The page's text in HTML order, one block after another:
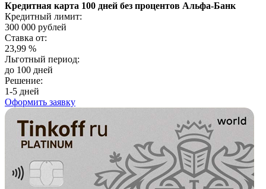
Кредитная карта 100 дней без процентов Альфа-Банк
Кредитный лимит:
300 000 рублей
Ставка от:
23,99 %
Льготный период:
до 100 дней
Решение:
1-5 дней
Оформить заявку